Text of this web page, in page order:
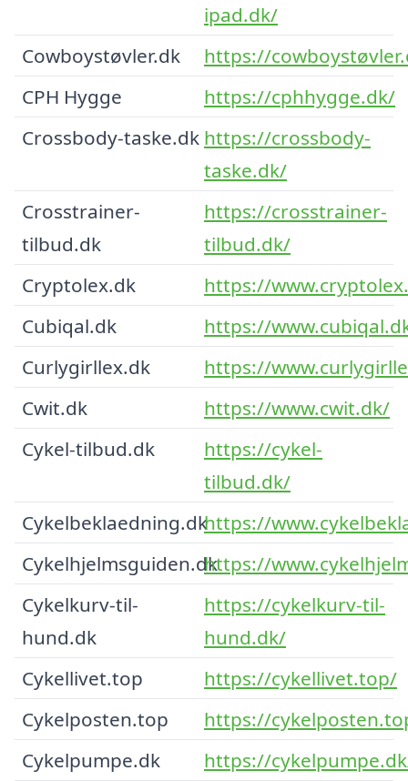
ipad.dk/
Cowboystøvler.dk
https://
CPH Hygge
https://cphhygge.dk/
Crossbody-taske.dk https://crossbody-
taske.dk/
Crosstrainer-
tilbud.dk
https://crosstrainer-
tilbud.dk/
Cryptolex.dk
https://
Cubiqal.dk
https://
Curlygirllex.dk
https://
Cwit.dk
https://www.cwit.dk/
Cykel-tilbud.dk
https://cykel-
tilbud.dk/
Cykelbeklaedning.dkhttps://
Cykelhjelmsguiden.dkhttps://
Cykelkurv-til-
hund.dk
https://cykelkurv-til-
hund.dk/
Cykellivet.top
https://cykellivet.top/
Cykelposten.top
https://
Cykelpumpe.dk
https://